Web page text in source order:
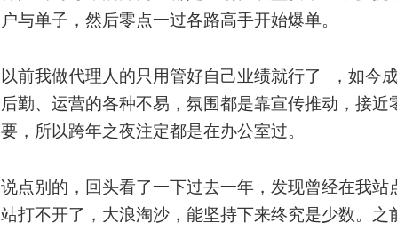
户与单子，然后零点一过各路高手开始爆单。
以前我做代理人的只用管好自己业绩就行了 ，如今
后勤、运营的各种不易，氛围都是靠宣传推动，接近
要，所以跨年之夜注定都是在办公室过。
说点别的，回头看了一下过去一年，发现曾经在我站
站打不开了，大浪淘沙，能坚持下来终究是少数。之